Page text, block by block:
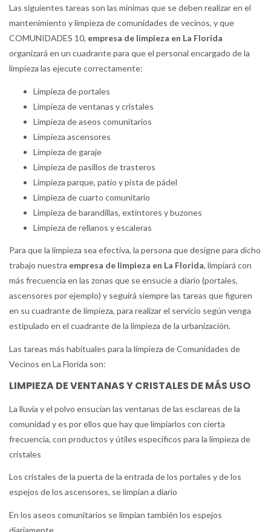
Las siguientes tareas son las mínimas que se deben realizar en el
mantenimiento y limpieza de comunidades de vecinos, y que
COMUNIDADES 10, empresa de limpieza en La Florida
organizará en un cuadrante para que el personal encargado de la
limpieza las ejecute correctamente:
Limpieza de portales
Limpieza de ventanas y cristales
Limpieza de aseos comunitarios
Limpieza ascensores
Limpieza de garaje
Limpieza de pasillos de trasteros
Limpieza parque, patio y pista de pádel
Limpieza de cuarto comunitario
Limpieza de barandillas, extintores y buzones
Limpieza de rellanos y escaleras
Para que la limpieza sea efectiva, la persona que designe para dicho
trabajo nuestra empresa de limpieza en La Florida, limpiará con
más frecuencia en las zonas que se ensucie a diario (portales,
ascensores por ejemplo) y seguirá siempre las tareas que figuren
en su cuadrante de limpieza, para realizar el servicio según venga
estipulado en el cuadrante de la limpieza de la urbanización.
Las tareas más habituales para la limpieza de Comunidades de
Vecinos en La Florida son:
LIMPIEZA DE VENTANAS Y CRISTALES DE MÁS USO
La lluvia y el polvo ensucian las ventanas de las esclareas de la
comunidad y es por ellos que hay que limpiarlos con cierta
frecuencia, con productos y útiles específicos para la limpieza de
cristales
Los cristales de la puerta de la entrada de los portales y de los
espejos de los ascensores, se limpian a diario
En los aseos comunitarios se limpian también los espejos
diariamente.